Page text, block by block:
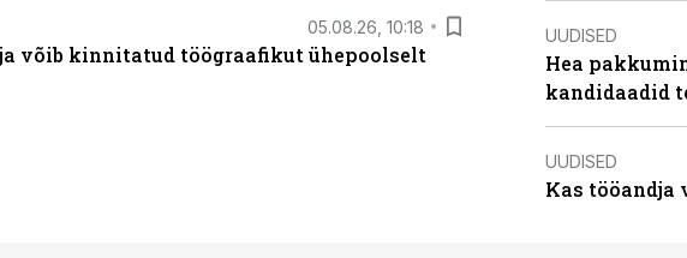
05.08.26, 10:18
võib kinnitatud töögraafikut ühepoolselt
UUDISED
Hea
kandidaadid
UUDISED
Kas